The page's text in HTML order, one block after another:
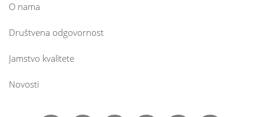
O nama
Društvena odgovornost
Jamstvo kvalitete
Novosti